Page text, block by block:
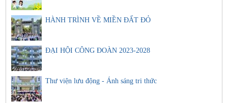
HÀNH TRÌNH VỀ MIỀN ĐẤT ĐỎ
ĐẠI HỘI CÔNG ĐOÀN 2023-2028
Thư viện lưu động - Ánh sáng tri thức